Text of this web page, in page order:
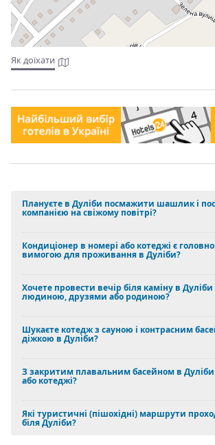
Як доїхати
Плануєте в Дуліби посмажити шашлик і
компанією на свіжому повітрі?
Кондиціонер в номері або котеджі є
вимогою для проживання в Дуліби?
Хочете провести вечір біля каміну в
людиною, друзями або родиною?
Шукаєте котедж з сауною і контрасним
діжкою в Дуліби?
З закритим плавальним басейном в Дуліби
або котеджі?
Які туристичні (пішохідні) маршрути
біля Дуліби?